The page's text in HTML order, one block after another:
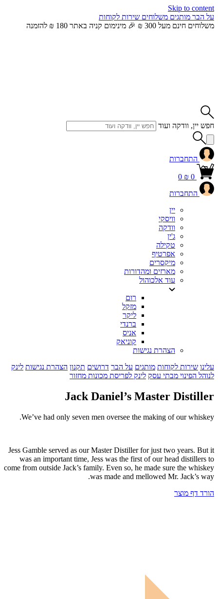
Skip to content
על הבר מותגים משלוחים שירות לקוחות
משלוחים חינם מעל 300 ₪ 🎉 מינימום קניה באתר 180 ₪ להזמנה
חפש יין, וודקה ועוד
התחברות
0
0 ₪
התחברות
יין
וויסקי
וודקה
ג'ין
טקילה
אפרטיף
מיקסרים
מארזים ומהדורות
עוד אלכוהול
רום
מזקל
ליקר
ברנדי
אניס
קוניאק
הצהרת נגישות
עלינו שירות לקוחות מותגים על הבר דרושים תקנון הצהרת נגישות לינק
לנוהל הפינוי מבתי עסק לינק לפריסת מכונות מחזור
Jack Daniel’s Master Distiller
We’ve had only seven men oversee the making of our whiskey.
Jess Gamble served as our Master Distiller for just two years. But it
was an important time, Jess was the first of our head distillers to
come from outside Jack’s family. Even so, he made sure the whiskey
was made and mellowed Mr. Jack’s way.
הורד דף מוצר